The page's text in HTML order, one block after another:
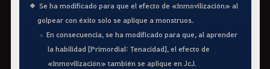
Se ha modificado para que el efecto de «Inmovilización» al
golpear con éxito solo se aplique a monstruos.
En consecuencia, se ha modificado para que, al aprender
la habilidad [Primordial: Tenacidad], el efecto de
«Inmovilización» también se aplique en JcJ.